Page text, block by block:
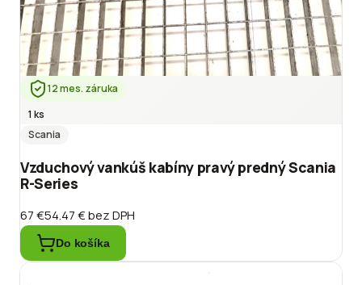
12 mes. záruka
1 ks
Scania
Vzduchový vankúš kabíny pravý predný Scania
R-Series
67 €54.47 €bez DPH
Do košíka